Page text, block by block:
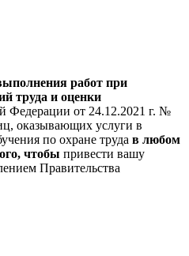
работ при
труда и оценки
Федерации от 24.12.2021 г. №
оказывающих услуги в
по охране труда в любом
чтобы привести вашу
Правительства